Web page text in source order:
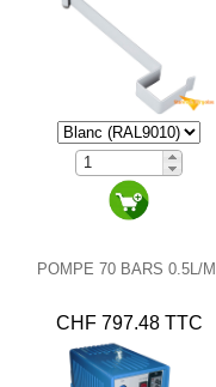
POMPE 70 BARS 0.5L/M.
CHF 797.48 TTC